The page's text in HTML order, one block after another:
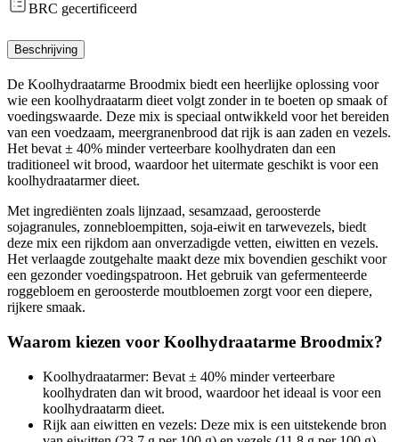
BRC gecertificeerd
Beschrijving
De Koolhydraatarme Broodmix biedt een heerlijke oplossing voor
wie een koolhydraatarm dieet volgt zonder in te boeten op smaak of
voedingswaarde. Deze mix is speciaal ontwikkeld voor het bereiden
van een voedzaam, meergranenbrood dat rijk is aan zaden en vezels.
Het bevat ± 40% minder verteerbare koolhydraten dan een
traditioneel wit brood, waardoor het uitermate geschikt is voor een
koolhydraatarmer dieet.
Met ingrediënten zoals lijnzaad, sesamzaad, geroosterde
sojagranules, zonnebloempitten, soja-eiwit en tarwevezels, biedt
deze mix een rijkdom aan onverzadigde vetten, eiwitten en vezels.
Het verlaagde zoutgehalte maakt deze mix bovendien geschikt voor
een gezonder voedingspatroon. Het gebruik van gefermenteerde
roggebloem en geroosterde moutbloemen zorgt voor een diepere,
rijkere smaak.
Waarom kiezen voor Koolhydraatarme Broodmix?
Koolhydraatarmer: Bevat ± 40% minder verteerbare
koolhydraten dan wit brood, waardoor het ideaal is voor een
koolhydraatarm dieet.
Rijk aan eiwitten en vezels: Deze mix is een uitstekende bron